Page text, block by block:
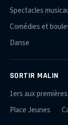
Spectacles
Comédies et
Danse
SORTIR MALIN
1ers aux premières
Place Jeunes